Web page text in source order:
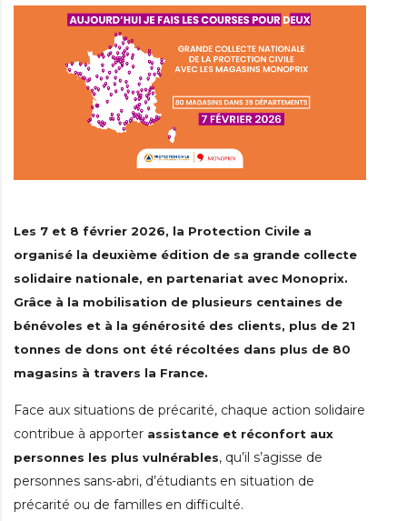
Les 7 et 8 février 2026, la Protection Civile a
organisé la deuxième édition de sa grande collecte
solidaire nationale, en partenariat avec Monoprix.
Grâce à la mobilisation de plusieurs centaines de
bénévoles et à la générosité des clients, plus de 21
tonnes de dons ont été récoltées dans plus de 80
magasins à travers la France.
Face aux situations de précarité, chaque action solidaire
contribue à apporter assistance et réconfort aux
personnes les plus vulnérables, qu’il s’agisse de
personnes sans-abri, d’étudiants en situation de
précarité ou de familles en difficulté.